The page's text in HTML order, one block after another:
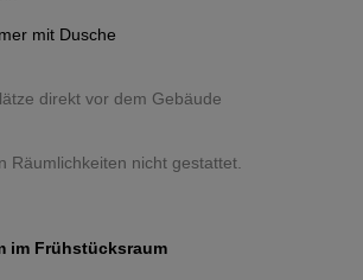
mit Dusche
direkt vor dem Gebäude
Räumlichkeiten nicht gestattet.
im Frühstücksraum